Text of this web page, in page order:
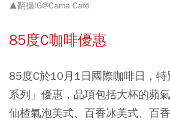
▲翻攝IG@Cama Café
85度C咖啡優惠
85度C於10月1日國際咖啡日，
系列」優惠，品項包括大杯的蘋
仙楂氣泡美式、百香冰美式、百